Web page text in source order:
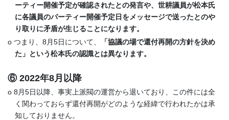
ーティー開催予定が確認されたとの発言や、世耕議員が松本氏
に各議員のパーティー開催予定日をメッセージで送ったとのや
り取りに矛盾が生じることになります。
o つまり、8月5日について、
「協議の場で還付再開の方針を決め
た」という松本氏の認識とは異なります。
⑥ 2022年8月以降
o 8月5日以降、事実上派閥の運営から退いており、この件には全
く関わっておらず還付再開がどのような経緯で行われたかは承
知しておりません。